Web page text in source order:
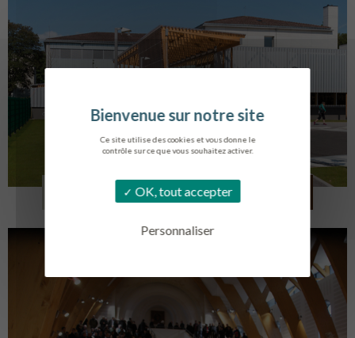
Ce site utilise des cookies et vous donne le
contrôle sur ce que vous souhaitez activer.
OK, tout accepter
Personnaliser
COLLÈGE MONTMORENCY
BOURBONNE-LES-BAINS